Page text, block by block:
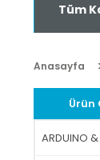
Tüm
Anasayfa
Ürün
ARDUINO